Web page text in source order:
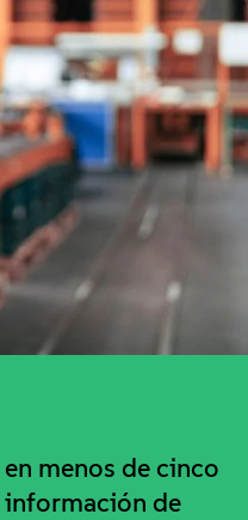
menos de cinco
de